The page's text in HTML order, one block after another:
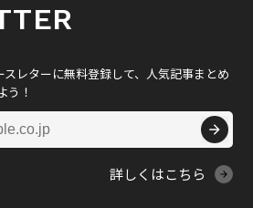
レターに無料登録して、人気記事まとめ
う！
詳しくはこちら